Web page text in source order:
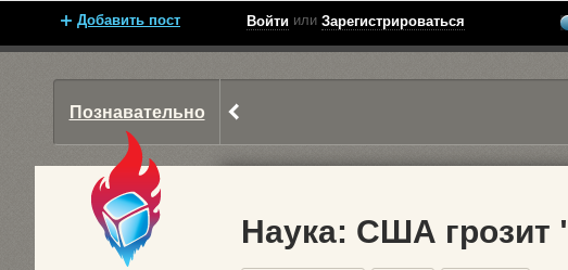
Добавить пост Войти или Зарегистрироваться
Познавательно
Наука: США грозит